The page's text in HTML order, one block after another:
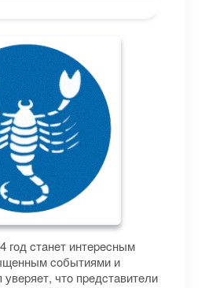
гoд cтaнeт интepecным
coбытиями и
чтo пpeдcтaвитeли